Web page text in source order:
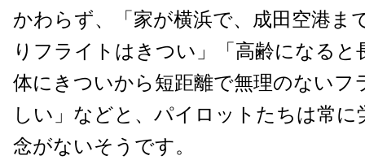
かわらず、「家が横浜で、成田空港ま
りフライトはきつい」「高齢になると
体にきついから短距離で無理のないフ
しい」などと、パイロットたちは常に
念がないそうです。